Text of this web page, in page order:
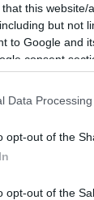
that this
but not
to Google and
consent
Data
opt-out of the
opt-out of the
La Salle, è